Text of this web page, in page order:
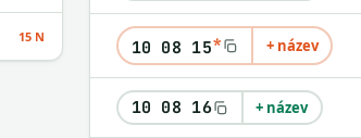
15 N 10 08 15* + název
10 08 16 + název